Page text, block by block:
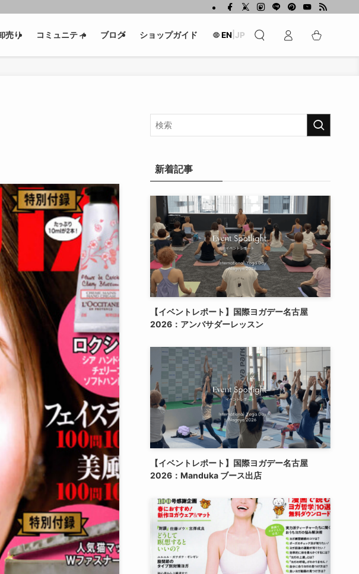
売り コミュニティ ブログ ショップガイド EN JP
新着記事
【イベントレポート】国際ヨガデー名古屋
2026：アンバサダーレッスン
【イベントレポート】国際ヨガデー名古屋
2026：Manduka ブース出店